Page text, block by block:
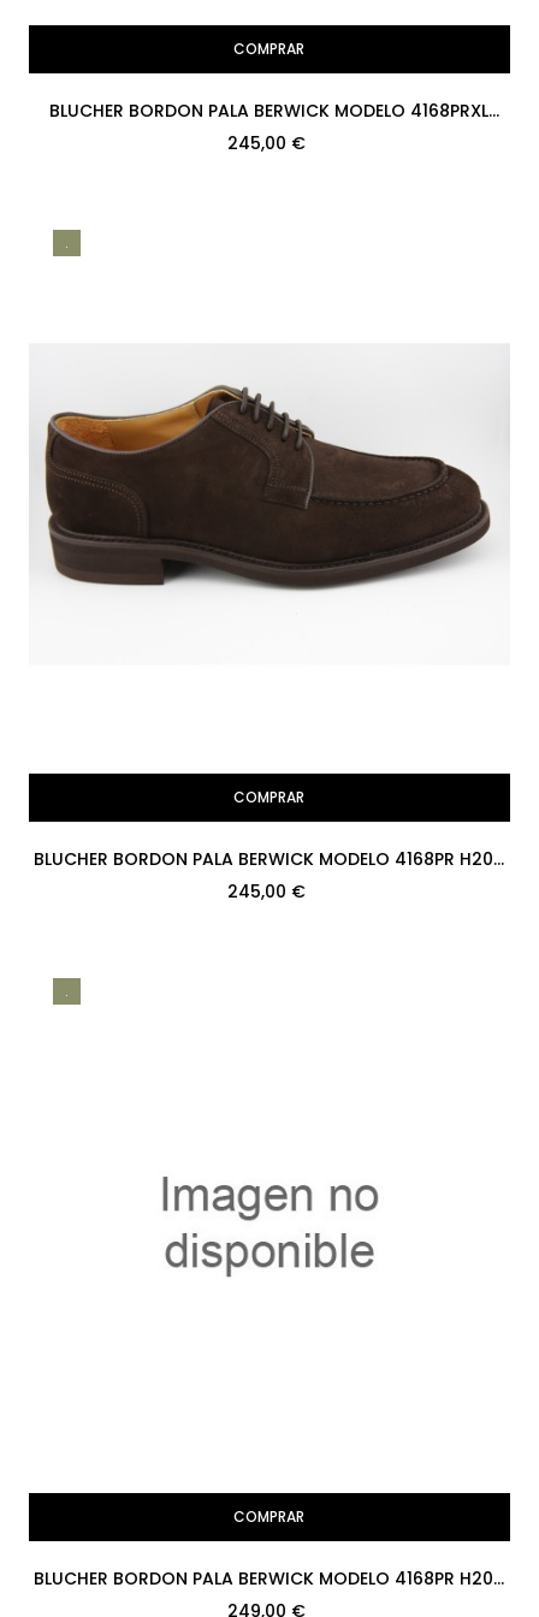
COMPRAR
BLUCHER BORDON PALA BERWICK MODELO 4168PRXL
H207 MUFLONE MARRON...
245,00 €
.
COMPRAR
BLUCHER BORDON PALA BERWICK MODELO 4168PR H207
SUPERBUCK 173 PISO...
245,00 €
.
COMPRAR
BLUCHER BORDON PALA BERWICK MODELO 4168PR H207
BOXCALF NEGRO PISO...
249,00 €